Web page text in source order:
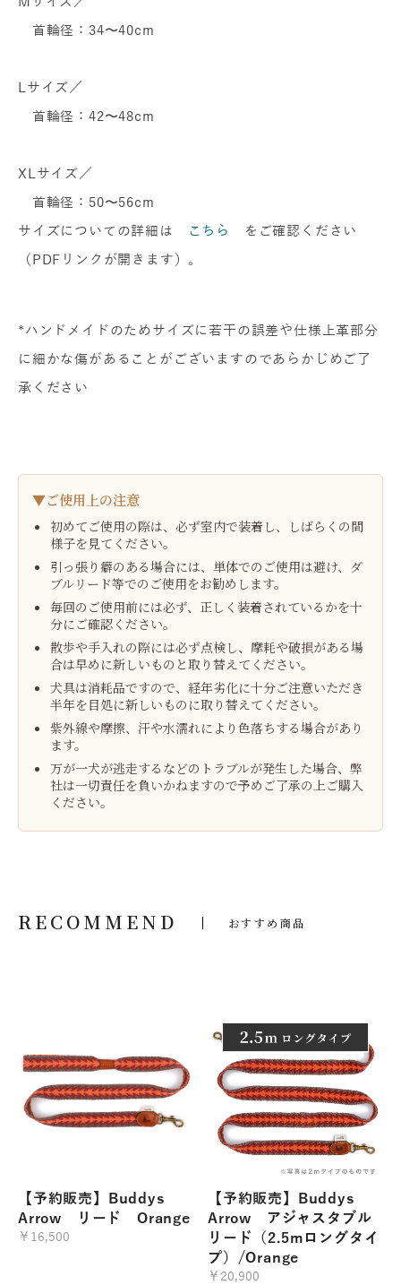
首輪径：34〜40cm
Lサイズ／
首輪径：42〜48cm
XLサイズ／
首輪径：50〜56cm
サイズについての詳細は
こちら
をご確認ください
（PDFリンクが開きます）。
*ハンドメイドのためサイズに若干の誤差や仕様上革部分
に細かな傷があることがございますのであらかじめご了
承ください
▼ご使用上の注意
初めてご使用の際は、必ず室内で装着し、しばらくの間
様子を見てください。
引っ張り癖のある場合には、単体でのご使用は避け、ダ
ブルリード等でのご使用をお勧めします。
毎回のご使用前には必ず、正しく装着されているかを十
分にご確認ください。
散歩や手入れの際には必ず点検し、摩耗や破損がある場
合は早めに新しいものと取り替えてください。
犬具は消耗品ですので、経年劣化に十分ご注意いただき
半年を目処に新しいものに取り替えてください。
紫外線や摩擦、汗や水濡れにより色落ちする場合があり
ます。
万が一犬が逃走するなどのトラブルが発生した場合、弊
社は一切責任を負いかねますので予めご了承の上ご購入
ください。
RECOMMEND おすすめ商品
【予約販売】Buddys
Arrow リード Orange
￥16,500
【予約販売】Buddys
Arrow アジャスタブル
リード（2.5mロングタイ
プ）/Orange
￥20,900